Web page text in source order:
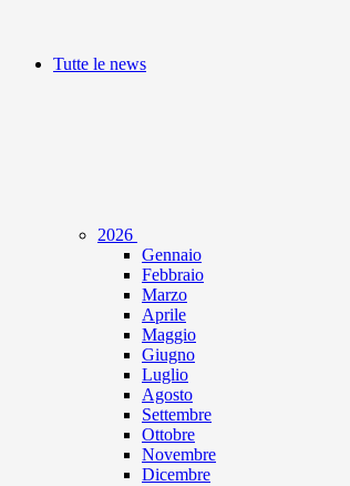
Tutte le news
2026
Gennaio
Febbraio
Marzo
Aprile
Maggio
Giugno
Luglio
Agosto
Settembre
Ottobre
Novembre
Dicembre